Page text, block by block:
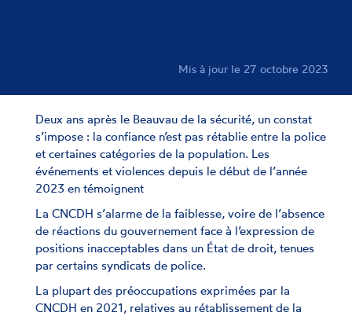
Mis à jour le 27 octobre 2023
Deux ans après le Beauvau de la sécurité, un constat
s’impose : la confiance n’est pas rétablie entre la police
et certaines catégories de la population. Les
événements et violences depuis le début de l’année
2023 en témoignent
La CNCDH s’alarme de la faiblesse, voire de l’absence
de réactions du gouvernement face à l’expression de
positions inacceptables dans un État de droit, tenues
par certains syndicats de police.
La plupart des préoccupations exprimées par la
CNCDH en 2021, relatives au rétablissement de la